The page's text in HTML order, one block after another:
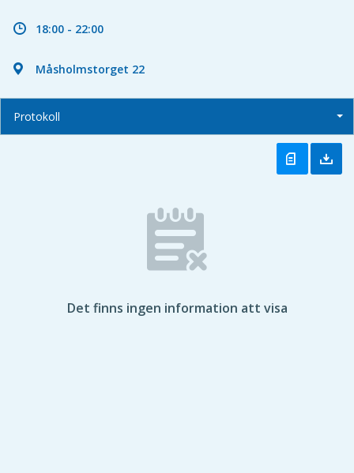
18:00 - 22:00
Måsholmstorget 22
Protokoll
Det finns ingen information att visa